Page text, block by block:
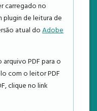
carregado no
plugin de leitura de
atual doAdobe
PDF para o
com o leitor PDF
clique no link